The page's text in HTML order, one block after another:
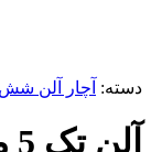
دسته: آچار آلن